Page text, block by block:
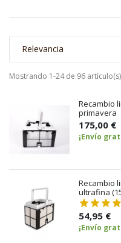
Relevancia
Mostrando 1-24 de 96 artículo(s)
Recambio
primavera
175,00 €
¡Envío
Recambio
ultrafina
54,95 €
¡Envío